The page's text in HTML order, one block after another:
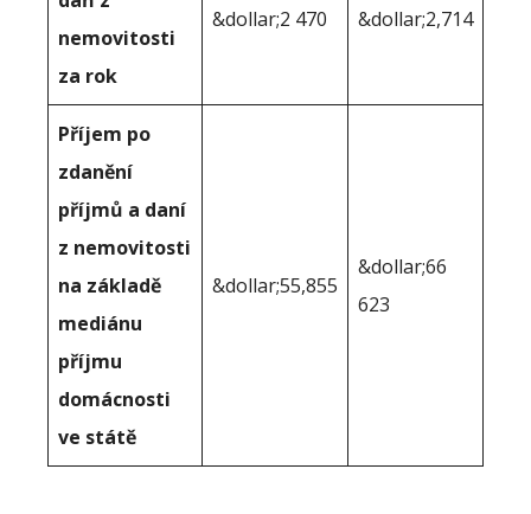
nemovitosti
za rok
&dollar;2 470 &dollar;2,714
Příjem po
zdanění
příjmů a daní
z nemovitosti
na základě
mediánu
příjmu
domácnosti
ve státě
&dollar;55,855
&dollar;66
623